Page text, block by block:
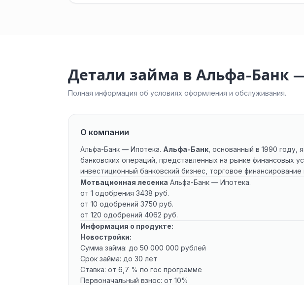
Детали займа в Альфа-Банк
Полная информация об условиях оформления и обслуживания.
О компании
Альфа-Банк — Ипотека. Альфа-Банк , основанный в 1990
банковских операций, представленных на рынке финансовых
инвестиционный банковский бизнес, торговое финансирование
Мотвационная лесенка Альфа-Банк — Ипотека.
от 1 одобрения 3438 руб.
от 10 одобрений 3750 руб.
от 120 одобрений 4062 руб.
Информация о продукте:
Новостройки:
Сумма займа: до 50 000 000 рублей
Срок займа: до 30 лет
Ставка: от 6,7 % по гос программе
Первоначальный взнос: от 10%